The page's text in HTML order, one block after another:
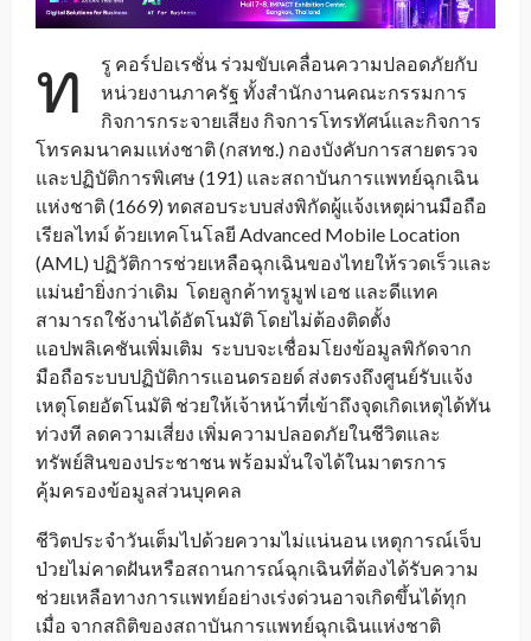
ท
รู คอร์ปอเรชั่น ร่วมขับเคลื่อนความปลอดภัยกับ
หน่วยงานภาครัฐ ทั้งสำนักงานคณะกรรมการ
กิจการกระจายเสียง กิจการโทรทัศน์และกิจการ
โทรคมนาคมแห่งชาติ (กสทช.) กองบังคับการสายตรวจ
และปฏิบัติการพิเศษ (191) และสถาบันการแพทย์ฉุกเฉิน
แห่งชาติ (1669) ทดสอบระบบส่งพิกัดผู้แจ้งเหตุผ่านมือถือ
เรียลไทม์ ด้วยเทคโนโลยี Advanced Mobile Location
(AML) ปฏิวัติการช่วยเหลือฉุกเฉินของไทยให้รวดเร็วและ
แม่นยำยิ่งกว่าเดิม โดยลูกค้าทรูมูฟ เอช และดีแทค
สามารถใช้งานได้อัตโนมัติ โดยไม่ต้องติดตั้ง
แอปพลิเคชันเพิ่มเติม ระบบจะเชื่อมโยงข้อมูลพิกัดจาก
มือถือระบบปฏิบัติการแอนดรอยด์ ส่งตรงถึงศูนย์รับแจ้ง
เหตุโดยอัตโนมัติ ช่วยให้เจ้าหน้าที่เข้าถึงจุดเกิดเหตุได้ทัน
ท่วงที ลดความเสี่ยง เพิ่มความปลอดภัยในชีวิตและ
ทรัพย์สินของประชาชน พร้อมมั่นใจได้ในมาตรการ
คุ้มครองข้อมูลส่วนบุคคล
ชีวิตประจำวันเต็มไปด้วยความไม่แน่นอน เหตุการณ์เจ็บ
ป่วยไม่คาดฝันหรือสถานการณ์ฉุกเฉินที่ต้องได้รับความ
ช่วยเหลือทางการแพทย์อย่างเร่งด่วนอาจเกิดขึ้นได้ทุก
เมื่อ จากสถิติของสถาบันการแพทย์ฉุกเฉินแห่งชาติ